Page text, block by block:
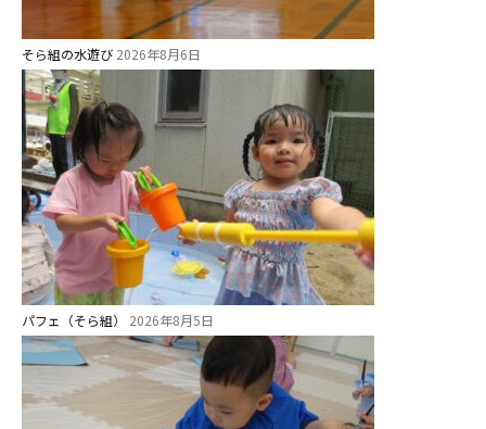
そら組の水遊び 2026年8月6日
パフェ（そら組） 2026年8月5日
0歳親子登園［マカロンクラス ]
1歳・2歳親子登園［マリポサクラ
ス ]
2歳児ひとり登園［ゆず組 ]
グループ施設・
関係先リンク
学校法⼈鴨⾕学園 鳳幼稚園
学校法⼈諏訪森学園 諏訪森幼稚
園
⼤阪府私⽴幼稚園連盟
社会福祉法人野田福祉会